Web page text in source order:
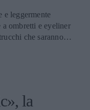
e leggermente
a ombretti e eyeliner
che saranno
la